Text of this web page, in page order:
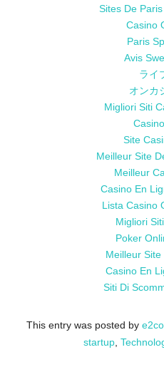
Sites De
Casino
Paris
Avis
ライ
オンカ
Migliori Siti
Site
Meilleur Site
Meilleur
Casino En
Lista Casino
Migliori
Poker
Meilleur
Casino En
Siti Di
This entry was posted by
startup,